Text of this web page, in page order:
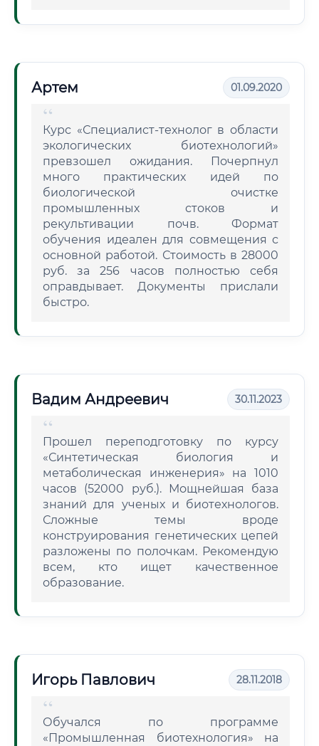
Артем 01.09.2020
Курс «Специалист-технолог в области
экологических биотехнологий»
превзошел ожидания. Почерпнул
много практических идей по
биологической очистке
промышленных стоков и
рекультивации почв. Формат
обучения идеален для совмещения с
основной работой. Стоимость в 28000
руб. за 256 часов полностью себя
оправдывает. Документы прислали
быстро.
Вадим Андреевич 30.11.2023
Прошел переподготовку по курсу
«Синтетическая биология и
метаболическая инженерия» на 1010
часов (52000 руб.). Мощнейшая база
знаний для ученых и биотехнологов.
Сложные темы вроде
конструирования генетических цепей
разложены по полочкам. Рекомендую
всем, кто ищет качественное
образование.
Игорь Павлович 28.11.2018
Обучался по программе
«Промышленная биотехнология» на